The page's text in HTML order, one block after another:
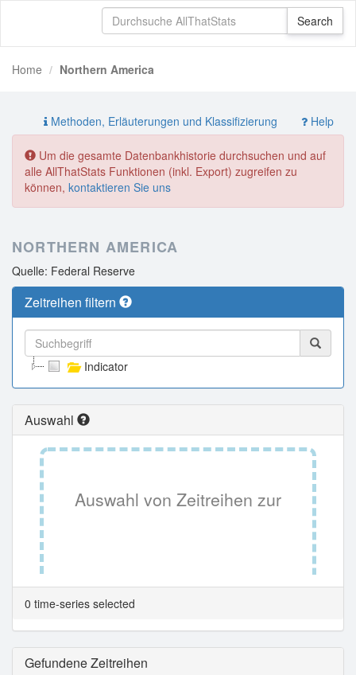
Home Northern America
Methoden, Erläuterungen und Klassifizierung Help
Um die gesamte Datenbankhistorie durchsuchen und auf
alle AllThatStats Funktionen (inkl. Export) zugreifen zu
können, kontaktieren Sie uns
NORTHERN AMERICA
Quelle: Federal Reserve
Zeitreihen filtern
Indicator
Auswahl
Auswahl von Zeitreihen zur
Tabellenansicht.
0 time-series selected
Gefundene Zeitreihen